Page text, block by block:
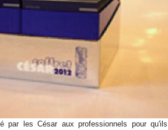
par les César aux professionnels pour qu'ils